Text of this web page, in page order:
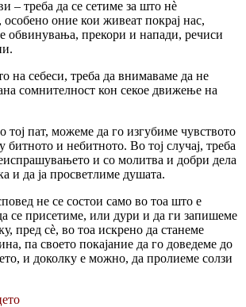
– треба да се сетиме за што нѐ
особено оние кои живеат покрај нас,
обвинувања, прекори и напади, речиси
на себеси, треба да внимаваме да не
сомнителност кон секое движење на
тој пат, можеме да го изгубиме чувството
битното и небитното. Во тој случај, треба
и co молитва и добри дела
и да ја просветлиме душата.
не се состои само во тоа што e
се присетиме, или дури и да ги запишеме
пред сѐ, во тоа искрено да станеме
па своето покајание да го доведеме до
и доколку e можно, да пролиеме солзи